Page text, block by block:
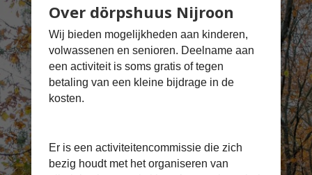
Over dörpshuus Nijroon
Wij bieden mogelijkheden aan kinderen,
volwassenen en senioren. Deelname aan
een activiteit is soms gratis of tegen
betaling van een kleine bijdrage in de
kosten.
Er is een activiteitencommissie die zich
bezig houdt met het organiseren van